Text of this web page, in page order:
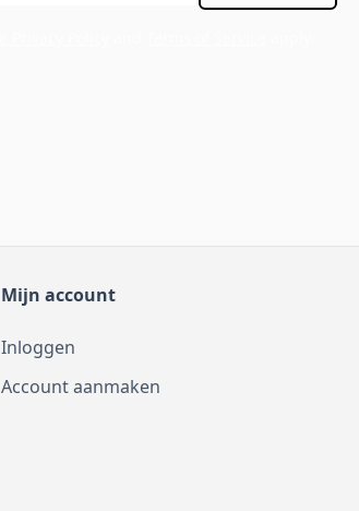
Mijn account
Inloggen
Account aanmaken